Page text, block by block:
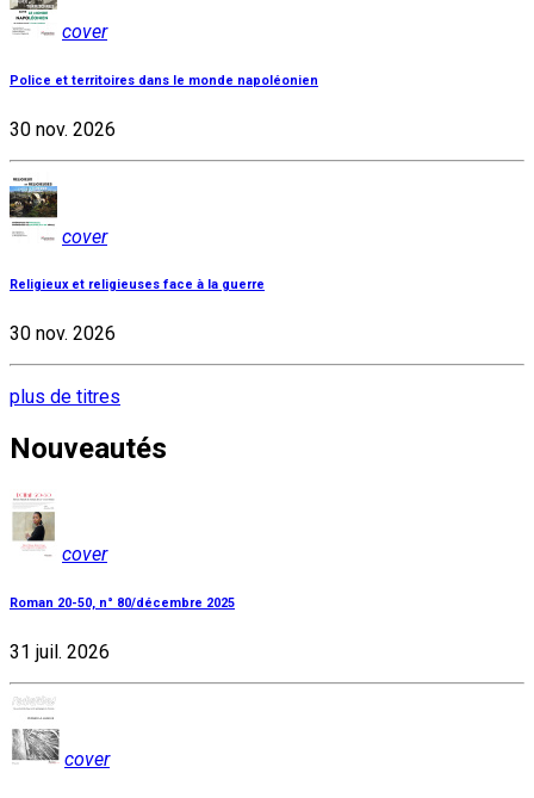
cover
Police et territoires dans le monde napoléonien
30 nov. 2026
cover
Religieux et religieuses face à la guerre
30 nov. 2026
plus de titres
Nouveautés
cover
Roman 20-50, n° 80/décembre 2025
31 juil. 2026
cover